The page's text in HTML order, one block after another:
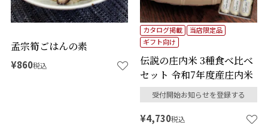
孟宗筍ごはんの素
¥860税込
伝説の庄内米 3種食べ比べ
セット 令和7年度産庄内米
カタログ掲載
当店限定品
ギフト向け
受付開始お知らせを登録する
¥4,730税込